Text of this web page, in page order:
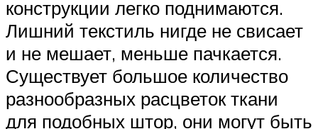
конструкции легко поднимаются.
Лишний текстиль нигде не свисает
и не мешает, меньше пачкается.
Существует большое количество
разнообразных расцветок ткани
для подобных штор, они могут быть